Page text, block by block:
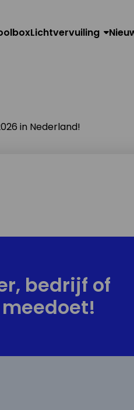
Lichtvervuiling
in Nederland!
bedrijf of